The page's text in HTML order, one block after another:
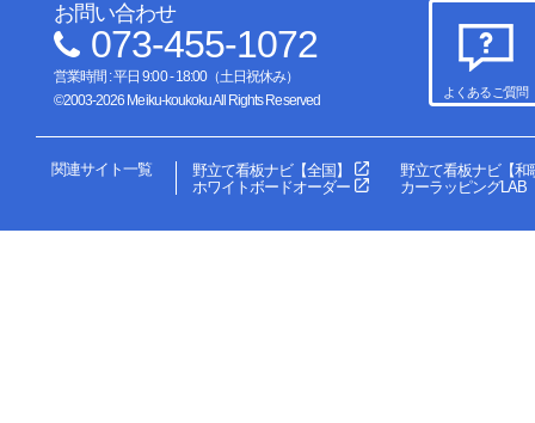
お問い合わせ
073-455-1072
営業時間 : 平日 9:00 - 18:00（土日祝休み）
©2003-2026 Meiku-koukoku All Rights Reserved
よくあるご質問
関連サイト一覧 野立て看板ナビ【全国】
野立て看板ナビ【和
ホワイトボードオーダー
カーラッピングLAB